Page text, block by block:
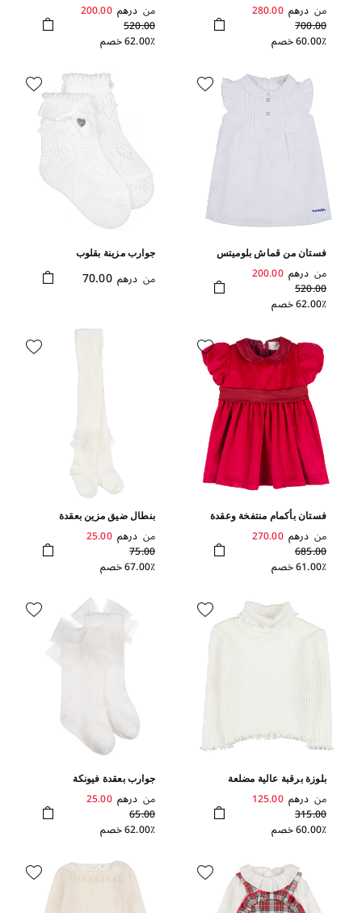
من درهم 280.00
700.00
60.00٪ خصم
من درهم 200.00
520.00
62.00٪ خصم
فستان من قماش بلوميتس
من درهم 200.00
520.00
62.00٪ خصم
جوارب مزينة بقلوب
من درهم 70.00
فستان بأكمام منتفخة وعقدة
من درهم 270.00
685.00
61.00٪ خصم
بنطال ضيق مزين بعقدة
من درهم 25.00
75.00
67.00٪ خصم
بلوزة برقبة عالية مضلعة
من درهم 125.00
315.00
60.00٪ خصم
جوارب بعقدة فيونكة
من درهم 25.00
65.00
62.00٪ خصم